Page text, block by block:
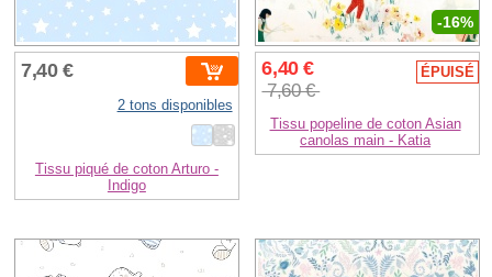
7,40 €
2 tons disponibles
Tissu piqué de coton Arturo -
Indigo
-16%
6,40 €
7,60 €
ÉPUISÉ
Tissu popeline de coton Asian
canolas main - Katia